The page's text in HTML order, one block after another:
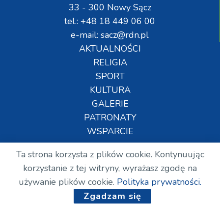
33 - 300 Nowy Sącz
tel.: +48 18 449 06 00
e-mail: sacz@rdn.pl
AKTUALNOŚCI
RELIGIA
SPORT
KULTURA
GALERIE
PATRONATY
WSPARCIE
Copyright © Wszelkie prawa zastrzeżone. RDN.
2024.
Ta strona korzysta z plików cookie. Kontynuując
korzystanie z tej witryny, wyrażasz zgodę na
używanie plików cookie. Polityka prywatności.
Zgadzam się